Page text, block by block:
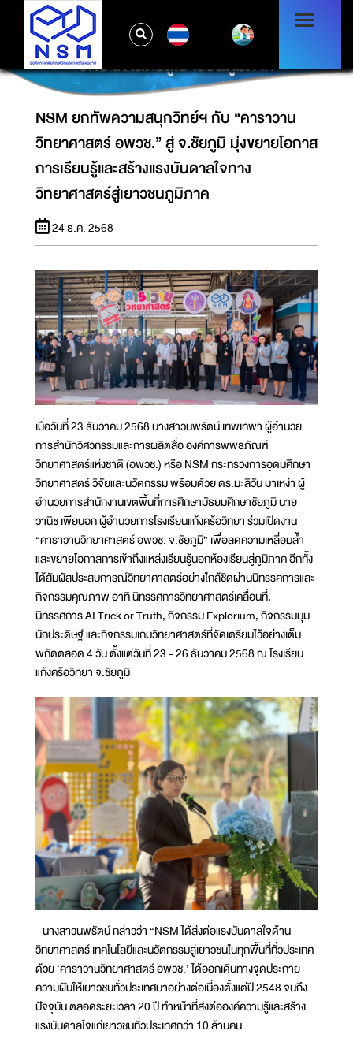
NSM ยกทัพความสนุกวิทย์ฯ กับ “คาราวาน
วิทยาศาสตร์ อพวช.” สู่ จ.ชัยภูมิ มุ่งขยายโอกาส
การเรียนรู้และสร้างแรงบันดาลใจทาง
วิทยาศาสตร์สู่เยาวชนภูมิภาค
NSM ยกทัพความสนุกวิทย์ฯ กับ “คาราวาน
วิทยาศาสตร์ อพวช.” สู่ จ.ชัยภูมิ มุ่งขยายโอกาส
การเรียนรู้และสร้างแรงบันดาลใจทาง
วิทยาศาสตร์สู่เยาวชนภูมิภาค
24 ธ.ค. 2568
เมื่อวันที่ 23 ธันวาคม 2568 นางสาวนพรัตน์ เทพเทพา ผู้อำนวย
การสำนักวิศวกรรมและการผลิตสื่อ องค์การพิพิธภัณฑ์
วิทยาศาสตร์แห่งชาติ (อพวช.) หรือ NSM กระทรวงการอุดมศึกษา
วิทยาศาสตร์ วิจัยและนวัตกรรม พร้อมด้วย ดร.มะลิวัน มาเหง่า ผู้
อำนวยการสำนักงานเขตพื้นที่การศึกษามัธยมศึกษาชัยภูมิ นาย
วานิช เพียนอก ผู้อำนวยการโรงเรียนแก้งคร้อวิทยา ร่วมเปิดงาน
“คาราวานวิทยาศาสตร์ อพวช. จ.ชัยภูมิ” เพื่อลดความเหลื่อมล้ำ
และขยายโอกาสการเข้าถึงแหล่งเรียนรู้นอกห้องเรียนสู่ภูมิภาค อีกทั้ง
ได้สัมผัสประสบการณ์วิทยาศาสตร์อย่างใกล้ชิดผ่านนิทรรศการและ
กิจกรรมคุณภาพ อาทิ นิทรรศการวิทยาศาสตร์เคลื่อนที่,
นิทรรศการ AI Trick or Truth, กิจกรรม Explorium, กิจกรรมมุม
นักประดิษฐ์ และกิจกรรมเกมวิทยาศาสตร์ที่จัดเตรียมไว้อย่างเต็ม
พิกัดตลอด 4 วัน ตั้งแต่วันที่ 23 - 26 ธันวาคม 2568 ณ โรงเรียน
แก้งคร้อวิทยา จ.ชัยภูมิ
นางสาวนพรัตน์ กล่าวว่า “NSM ได้ส่งต่อแรงบันดาลใจด้าน
วิทยาศาสตร์ เทคโนโลยีและนวัตกรรมสู่เยาวชนในทุกพื้นที่ทั่วประเทศ
ด้วย ‘คาราวานวิทยาศาสตร์ อพวช.’ ได้ออกเดินทางจุดประกาย
ความฝันให้เยาวชนทั่วประเทศมาอย่างต่อเนื่องตั้งแต่ปี 2548 จนถึง
ปัจจุบัน ตลอดระยะเวลา 20 ปี ทำหน้าที่ส่งต่อองค์ความรู้และสร้าง
แรงบันดาลใจแก่เยาวชนทั่วประเทศกว่า 10 ล้านคน